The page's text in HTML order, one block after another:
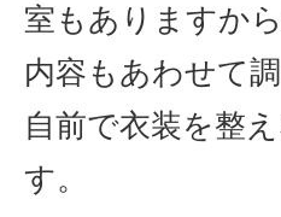
室もありますか
内容もあわせて
自前で衣装を整
す。